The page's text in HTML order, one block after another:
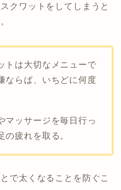
クワットをしてしまうと
トは大切なメニューで
ならば、いちどに何度
マッサージを毎日行っ
の疲れを取る。
で太くなることを防ぐこ